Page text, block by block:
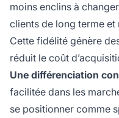
moins enclins à
clients de long terme et
Cette fidélité génère
réduit le coût
Une différenciation
facilitée dans les
se positionner comme